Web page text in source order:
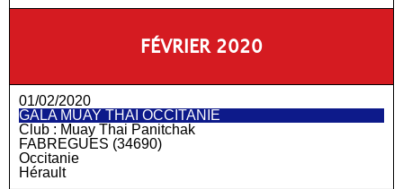
FÉVRIER 2020
01/02/2020
GALA MUAY THAI OCCITANIE
Club : Muay Thai Panitchak
FABREGUES (34690)
Occitanie
Hérault